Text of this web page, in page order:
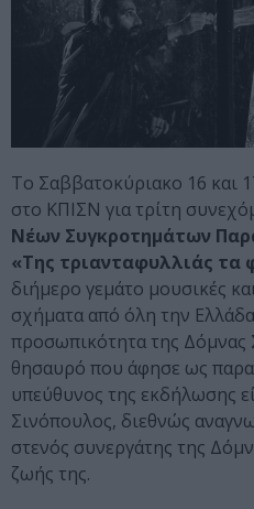
Το Σαββατοκύριακο 16 και
στο ΚΠΙΣΝ για τρίτη
Νέων Συγκροτημάτων
«Της τριανταφυλλιάς τα
διήμερο γεμάτο μουσικές
σχήματα από όλη την
προσωπικότητα της Δόμνας
θησαυρό που άφησε ως
υπεύθυνος της εκδήλωσης
Σινόπουλος, διεθνώς
στενός συνεργάτης της
ζωής της.